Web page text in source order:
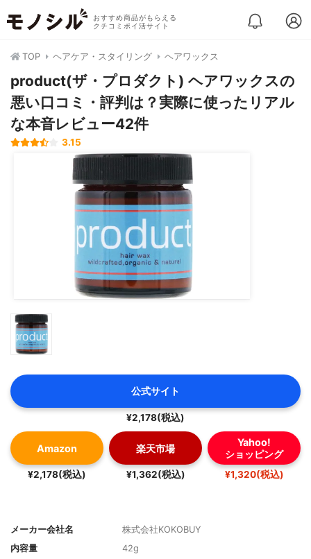
おすすめ商品がもらえる
クチコミポイ活サイト
TOP ヘアケア・スタイリング ヘアワックス
product(ザ・プロダクト) ヘアワックスの
悪い口コミ・評判は？実際に使ったリアル
な本音レビュー42件
3.15
公式サイト
¥2,178(税込)
Amazon
¥2,178(税込)
楽天市場
¥1,362(税込)
Yahoo!
ショッピング
¥1,320(税込)
メーカー会社名
株式会社KOKOBUY
内容量
42g